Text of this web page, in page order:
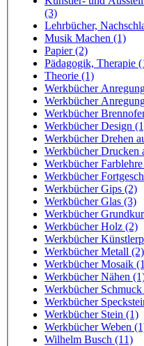
(3)
Lehrbücher,
Musik Machen (1)
Papier (2)
Pädagogik, Therapie
Theorie (1)
Werkbücher
Werkbücher
Werkbücher
Werkbücher Design
Werkbücher Drehen
Werkbücher Drucken
Werkbücher
Werkbücher
Werkbücher Gips (2)
Werkbücher Glas (3)
Werkbücher
Werkbücher Holz (2)
Werkbücher
Werkbücher Metall (2)
Werkbücher Mosaik
Werkbücher Nähen
Werkbücher
Werkbücher
Werkbücher Stein (1)
Werkbücher Weben
Wilhelm Busch (11)